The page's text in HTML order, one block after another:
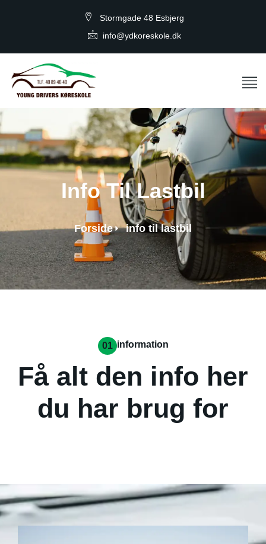
Stormgade 48 Esbjerg
info@ydkoreskole.dk
Info Til Lastbil
Forside info til lastbil
01 information
Få alt den info her
du har brug for